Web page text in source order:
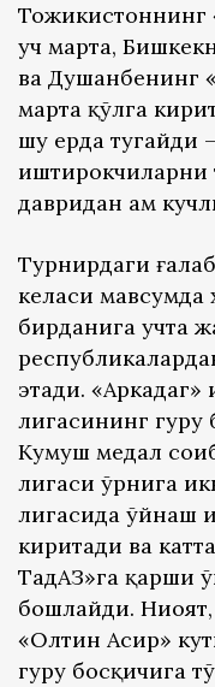
Тожикистоннинг
уч марта,
ва Душанбенинг
марта қўлга
шу ерда тугайди
иштирокчиларни
давридан ҳам
Турнирдаги
келаси мавсумда
бирданига учта
этади.
лигасининг
Кумуш медал
лигаси ўрнига
лигасида ўйнаш
киритади ва
ТадАЗ»га қарши
бошлайди.
«Олтин Асир»
гуруҳ босқичига